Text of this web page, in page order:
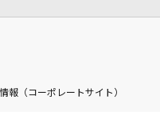
報（コーポレートサイト）